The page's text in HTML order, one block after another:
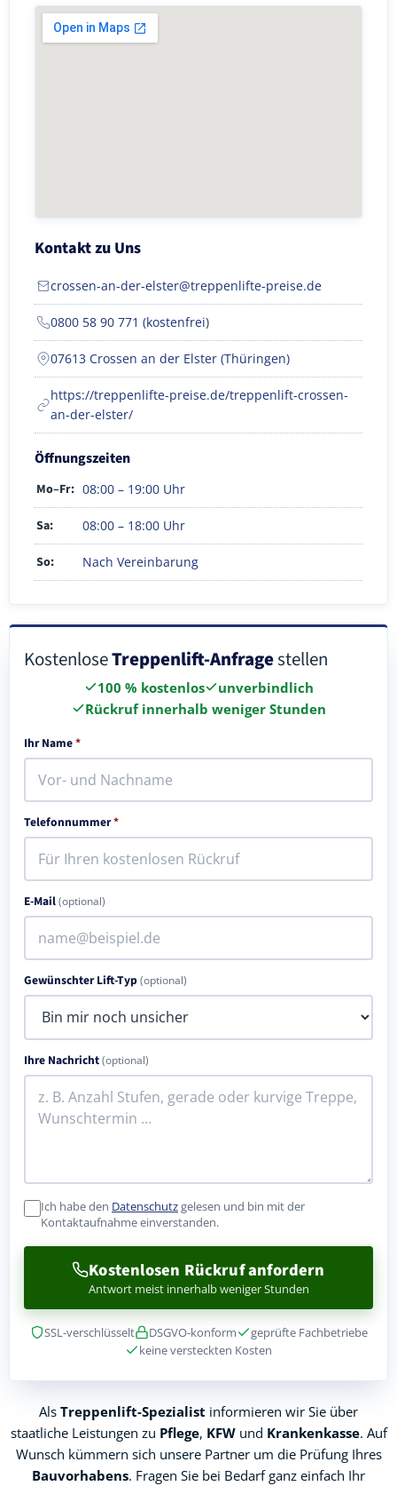
Kontakt zu Uns
crossen-an-der-elster@treppenlifte-preise.de
0800 58 90 771 (kostenfrei)
07613 Crossen an der Elster (Thüringen)
https://treppenlifte-preise.de/treppenlift-crossen-
an-der-elster/
Öffnungszeiten
Mo–Fr: 08:00 – 19:00 Uhr
Sa: 08:00 – 18:00 Uhr
So: Nach Vereinbarung
KostenloseTreppenlift-Anfragestellen
100 % kostenlos
unverbindlich
Rückruf innerhalb weniger Stunden
Ihr Name*
Telefonnummer*
E-Mail(optional)
Gewünschter Lift-Typ(optional)
Ihre Nachricht(optional)
Ich habe den Datenschutzgelesen und bin mit der
Kontaktaufnahme einverstanden.
Kostenlosen Rückruf anfordern
Antwort meist innerhalb weniger Stunden
SSL-verschlüsselt DSGVO-konform
geprüfte Fachbetriebe
keine versteckten Kosten
Als Treppenlift-Spezialist informieren wir Sie über
staatliche Leistungen zu Pflege, KFWund Krankenkasse. Auf
Wunsch kümmern sich unsere Partner um die Prüfung Ihres
Bauvorhabens. Fragen Sie bei Bedarf ganz einfach Ihr